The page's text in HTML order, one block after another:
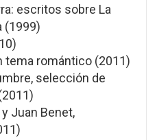
escritos sobre La
(1999)
tema romántico (2011)
selección de
Juan Benet,